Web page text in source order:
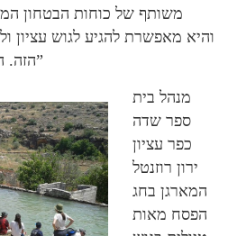
משותף של כוחות הבטחון
והיא מאפשרת להגיע לגוש עציון
הזה. האזרחים מצביעים ברגליים”
מנהל בית
ספר שדה
כפר עציון
ירון רוזנטל
המארגן בחג
הפסח מאות